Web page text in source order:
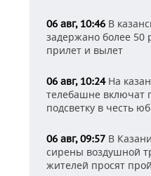
06 авг, 10:46 В
задержано более 50
прилет и вылет
06 авг, 10:24На
телебашне включат
подсветку в честь
06 авг, 09:57 В
сирены воздушной
жителей просят